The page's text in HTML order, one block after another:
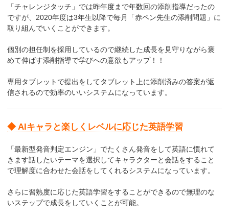
「チャレンジタッチ」では昨年度まで年数回の添削指導だったの
ですが、2020年度は3年生以降で毎月「赤ペン先生の添削問題」に
取り組んでいくことができます。
個別の担任制を採用しているので継続した成長を見守りながら褒
めて伸ばす添削指導で学びへの意欲もアップ！！
専用タブレットで提出をしてタブレット上に添削済みの答案が返
信されるので効率のいいシステムになっています。
◆ AIキャラと楽しくレベルに応じた英語学習
「最新型発音判定エンジン」でたくさん発音をして英語に慣れて
きます話したいテーマを選択してキャラクターと会話をすること
で理解度に合わせた会話をしてくれるシステムになっています。
さらに習熟度に応じた英語学習をすることができるので無理のな
いステップで成長をしていくことが可能。